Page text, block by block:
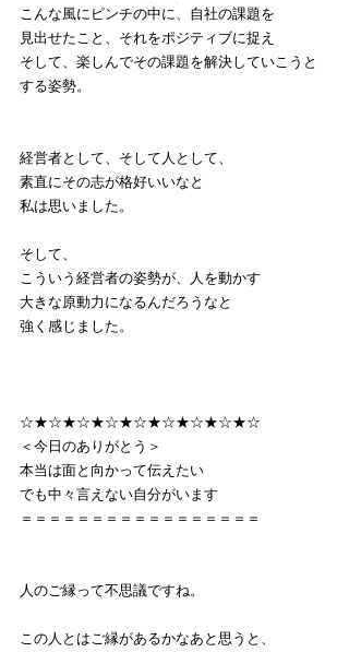
こんな風にピンチの中に、自社の課題を
見出せたこと、それをポジティブに捉え
そして、楽しんでその課題を解決していこうと
する姿勢。
経営者として、そして人として、
素直にその志が格好いいなと
私は思いました。
そして、
こういう経営者の姿勢が、人を動かす
大きな原動力になるんだろうなと
強く感じました。
☆★☆★☆★☆★☆★☆★☆★☆★☆
＜今日のありがとう＞
本当は面と向かって伝えたい
でも中々言えない自分がいます
＝＝＝＝＝＝＝＝＝＝＝＝＝＝＝＝＝
人のご縁って不思議ですね。
この人とはご縁があるかなあと思うと、